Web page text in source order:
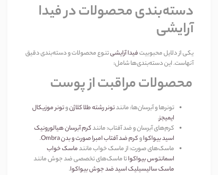
دسته‌بندی محصولات در فیدا
آرایشی
یکی از دلایل محبوبیتفیدا آرایشیتنوع محصولات و دسته‌بندی دقیق
آنهاست. این دسته‌بندی‌ها شامل:
محصولات مراقبت از پوست
تونرها و آبرسان‌ها:مانندتونر رشته طلا کلاژنوتونر موزیکال
ایمیجز.
کرم‌های آبرسان و ضد آفتاب:مانندکرم آبرسان هیالورونیک
اسید بیواکواوکرم ضد آفتاب امبرا صورت و بدنOmbra
.
ماسک‌های صورت:از ماسک خواب مانندماسک خواب
اسمانتوس بیواکواتا ماسک‌های تخصصی ضد جوش مانند
ماسک سالیسیلیک اسید ضد جوش بیواکوا.